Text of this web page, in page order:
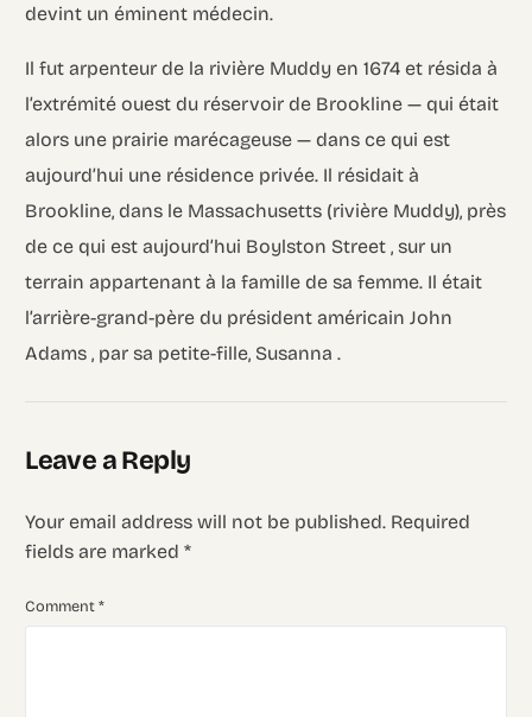
devint un éminent médecin.
Il fut arpenteur de la rivière Muddy en 1674 et résida à
l’extrémité ouest du réservoir de Brookline — qui était
alors une prairie marécageuse — dans ce qui est
aujourd’hui une résidence privée. Il résidait à
Brookline, dans le Massachusetts (rivière Muddy), près
de ce qui est aujourd’hui Boylston Street , sur un
terrain appartenant à la famille de sa femme. Il était
l’arrière-grand-père du président américain John
Adams , par sa petite-fille, Susanna .
Leave a Reply
Your email address will not be published. Required
fields are marked*
Comment*